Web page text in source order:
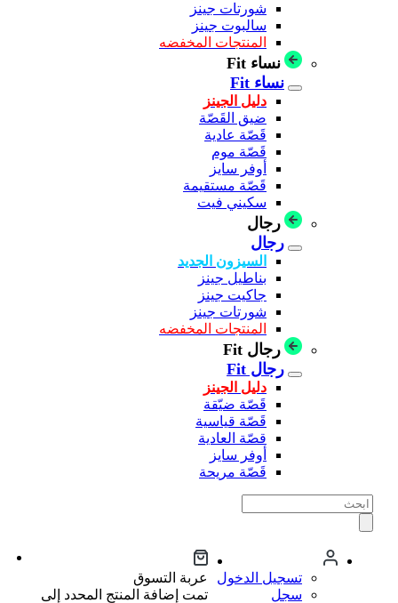
شورتات جينز
سالبوت جينز
المنتجات المخفضه
نساء Fit
نساء Fit
دليل الجينز
ضيق القَصّة
قَصّة عادية
قَصّة موم
أوفر سايز
قَصّة مستقيمة
سكيني فيت
رجال
رجال
السيزون الجديد
بناطيل جينز
جاكيت جينز
شورتات جينز
المنتجات المخفضه
رجال Fit
رجال Fit
دليل الجينز
قَصّة ضيّقة
قَصّة قياسية
قصّة العادية
أوفر سايز
قَصّة مريحة
تسجيل الدخول
سجل
عربة التسوق
تمت إضافة المنتج المحدد إلى